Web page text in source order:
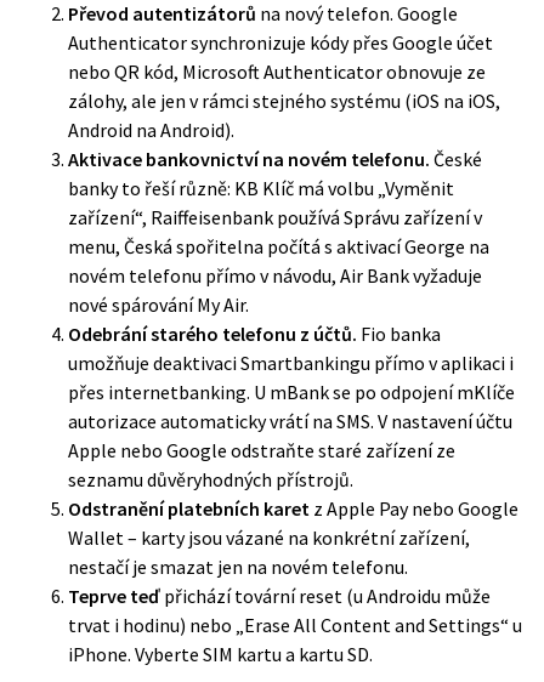
Převod autentizátorů na nový telefon. Google
Authenticator synchronizuje kódy přes Google účet
nebo QR kód, Microsoft Authenticator obnovuje ze
zálohy, ale jen v rámci stejného systému (iOS na iOS,
Android na Android).
Aktivace bankovnictví na novém telefonu. České
banky to řeší různě: KB Klíč má volbu „Vyměnit
zařízení“, Raiffeisenbank používá Správu zařízení v
menu, Česká spořitelna počítá s aktivací George na
novém telefonu přímo v návodu, Air Bank vyžaduje
nové spárování My Air.
Odebrání starého telefonu z účtů. Fio banka
umožňuje deaktivaci Smartbankingu přímo v aplikaci i
přes internetbanking. U mBank se po odpojení mKlíče
autorizace automaticky vrátí na SMS. V nastavení účtu
Apple nebo Google odstraňte staré zařízení ze
seznamu důvěryhodných přístrojů.
Odstranění platebních karet z Apple Pay nebo Google
Wallet – karty jsou vázané na konkrétní zařízení,
nestačí je smazat jen na novém telefonu.
Teprve teď přichází tovární reset (u Androidu může
trvat i hodinu) nebo „Erase All Content and Settings“ u
iPhone. Vyberte SIM kartu a kartu SD.